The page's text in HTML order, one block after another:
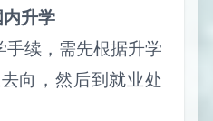
内升学
手续，需先根据升学
向，然后到就业处